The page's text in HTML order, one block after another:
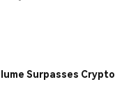
Surpasses Crypto